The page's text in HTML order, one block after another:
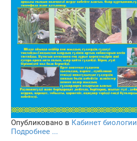
Опубликовано в Кабинет биологии
Подробнее ...